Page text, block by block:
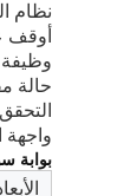
نظام
أوقف
وظيفة
حالة
واجهة
بوابة